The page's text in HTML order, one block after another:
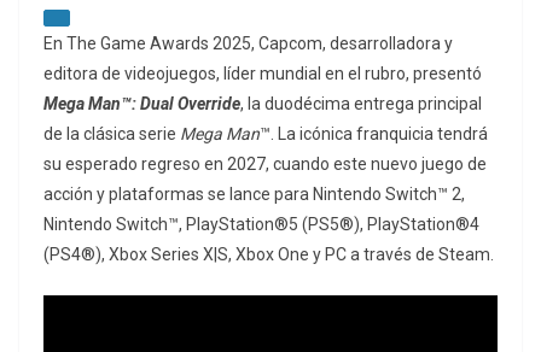
En The Game Awards 2025, Capcom, desarrolladora y
editora de videojuegos, líder mundial en el rubro, presentó
Mega Man™: Dual Override, la duodécima entrega principal
de la clásica serie Mega Man™. La icónica franquicia tendrá
su esperado regreso en 2027, cuando este nuevo juego de
acción y plataformas se lance para Nintendo Switch™ 2,
Nintendo Switch™, PlayStation®5 (PS5®), PlayStation®4
(PS4®), Xbox Series X|S, Xbox One y PC a través de Steam.